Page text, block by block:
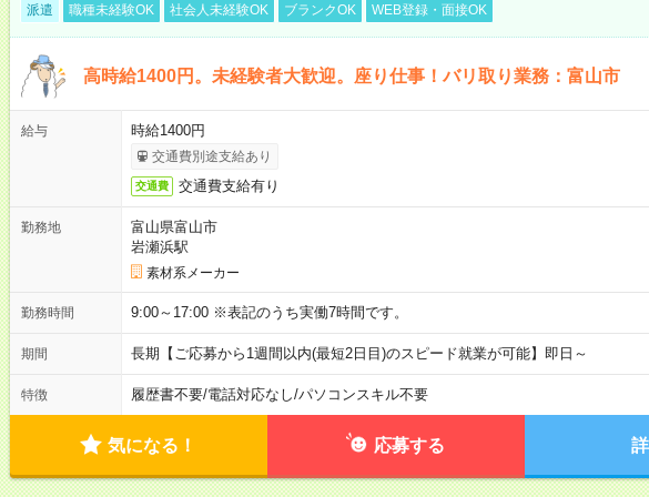
派遣 職種未経験OK 社会人未経験OK ブランクOK WEB登録・面接OK
高時給1400円。未経験者大歓迎。座り仕事！バリ取り業務：富山市
給与 時給1400円
交通費別途支給あり
交通費 交通費支給有り
勤務地
富山県富山市
岩瀬浜駅
素材系メーカー
勤務時間 9:00～17:00 ※表記のうち実働7時間です。
期間 長期【ご応募から1週間以内(最短2日目)のスピード就業が可能】即日～
特徴 履歴書不要/電話対応なし/パソコンスキル不要
気になる！ 応募する